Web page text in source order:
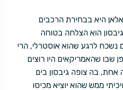
היא בבחירת הרכבים
הוא הצלחה בטוחה
לרגע שהוא אוסטרלי, הרי
שבו שהאמריקאים היו רוצים
בה צופה גיבסון בים
ממש שהוא יוציא מכיסו